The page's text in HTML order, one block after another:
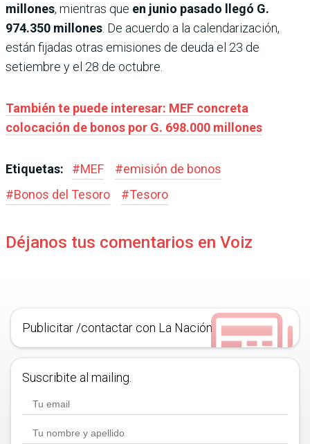
millones, mientras que en junio pasado llegó G.
974.350 millones . De acuerdo a la calendarización,
están fijadas otras emisiones de deuda el 23 de
setiembre y el 28 de octubre.
También te puede interesar: MEF concreta
colocación de bonos por G. 698.000 millones
Etiquetas: #MEF #emisión de bonos
#Bonos del Tesoro #Tesoro
Déjanos tus comentarios en Voiz
Publicitar /contactar con La Nación
Suscribite al mailing.